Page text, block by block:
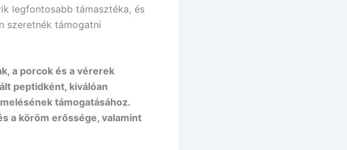
legfontosabb támasztéka, és
szeretnék támogatni
a porcok és a vérerek
peptidként, kiválóan
támogatásához.
a köröm erőssége, valamint